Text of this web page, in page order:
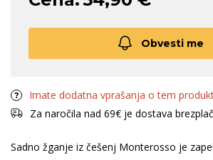
Obvesti me
Imate dodatna vprašanja o tem
Za naročila nad 69€ je dostava
Sadno žganje iz češenj Monterosso je